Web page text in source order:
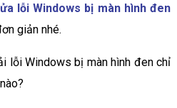
lỗi Windows bị màn hình đen
giản nhé.
lỗi Windows bị màn hình đen chỉ